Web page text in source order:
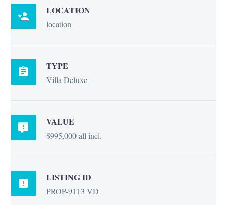

LOCATION
location

TYPE
Villa Deluxe

VALUE
$995,000 all incl.

LISTING ID
PROP-9113 VD